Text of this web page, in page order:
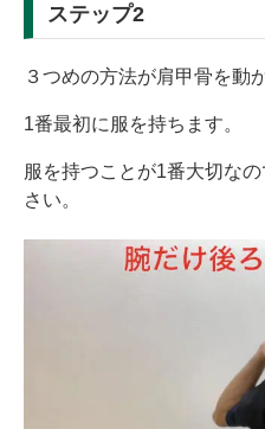
ステップ2
３つめの方法が肩甲骨を動
1番最初に服を持ちます。
服を持つことが1番大切な
さい。